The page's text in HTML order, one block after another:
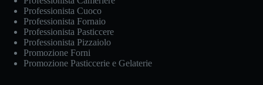
Professionista Cuoco
Professionista Fornaio
Professionista Pasticcere
Professionista Pizzaiolo
Promozione Forni
Promozione Pasticcerie e Gelaterie